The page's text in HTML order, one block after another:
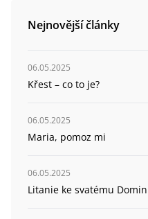
Nejnovější články
06.05.2025
Křest – co to je?
06.05.2025
Maria, pomoz mi
06.05.2025
Litanie ke svatému